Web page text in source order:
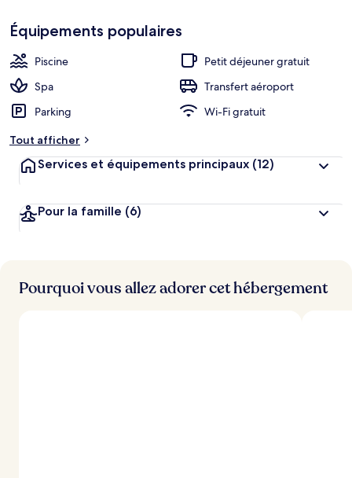
cœur
b
e
r
n
i
e
Équipements populaires
Piscine
Petit déjeuner gratuit
Spa
Transfert aéroport
Parking
Wi-Fi gratuit
Tout afficher
Services et équipements principaux (12)
Pour la famille (6)
Pourquoi vous allez adorer cet hébergement